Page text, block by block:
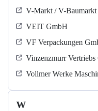
V-Markt / V-Baumarkt
VEIT GmbH
VF Verpackungen
Vinzenzmurr Vertriebs
Vollmer Werke
W